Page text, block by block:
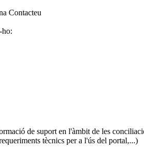
Contacteu
ho:
de suport en l'àmbit de les
tècnics per a l'ús del portal,...)